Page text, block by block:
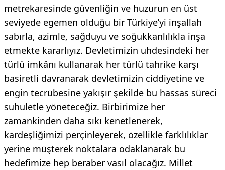
metrekaresinde güvenliğin ve huzurun en üst
seviyede egemen olduğu bir Türkiye’yi inşallah
sabırla, azimle, sağduyu ve soğukkanlılıkla inşa
etmekte kararlıyız. Devletimizin uhdesindeki her
türlü imkânı kullanarak her türlü tahrike karşı
basiretli davranarak devletimizin ciddiyetine ve
engin tecrübesine yakışır şekilde bu hassas süreci
suhuletle yöneteceğiz. Birbirimize her
zamankinden daha sıkı kenetlenerek,
kardeşliğimizi perçinleyerek, özellikle farklılıklar
yerine müşterek noktalara odaklanarak bu
hedefimize hep beraber vasıl olacağız. Millet